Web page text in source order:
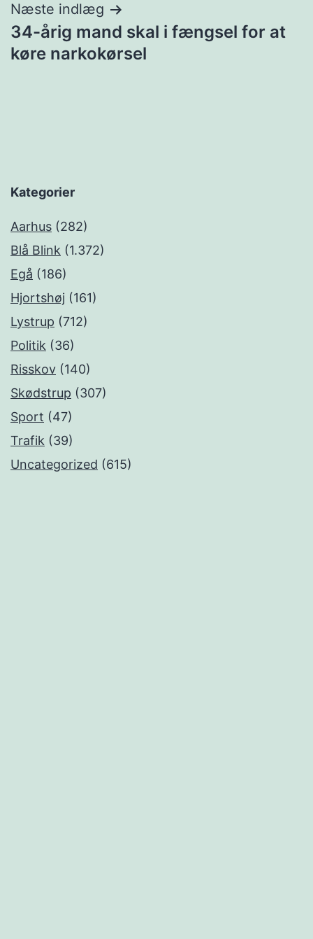
Næste indlæg
34-årig mand skal i fængsel for at
køre narkokørsel
Kategorier
Aarhus (282)
Blå Blink (1.372)
Egå (186)
Hjortshøj (161)
Lystrup (712)
Politik (36)
Risskov (140)
Skødstrup (307)
Sport (47)
Trafik (39)
Uncategorized (615)